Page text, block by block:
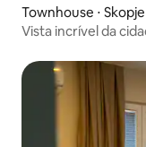
Townhouse ⋅ Skopje
Vista incrível da